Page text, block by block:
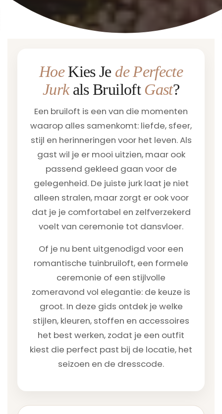
HoeKies Je de Perfecte
Jurkals BruiloftGast?
Een bruiloft is een van die momenten
waarop alles samenkomt: liefde, sfeer,
stijl en herinneringen voor het leven. Als
gast wil je er mooi uitzien, maar ook
passend gekleed gaan voor de
gelegenheid. De juiste jurk laat je niet
alleen stralen, maar zorgt er ook voor
dat je je comfortabel en zelfverzekerd
voelt van ceremonie tot dansvloer.
Of je nu bent uitgenodigd voor een
romantische tuinbruiloft, een formele
ceremonie of een stijlvolle
zomeravond vol elegantie: de keuze is
groot. In deze gids ontdek je welke
stijlen, kleuren, stoffen en accessoires
het best werken, zodat je een outfit
kiest die perfect past bij de locatie, het
seizoen en de dresscode.